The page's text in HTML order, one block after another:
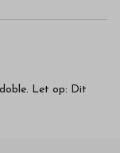
Let op: Dit